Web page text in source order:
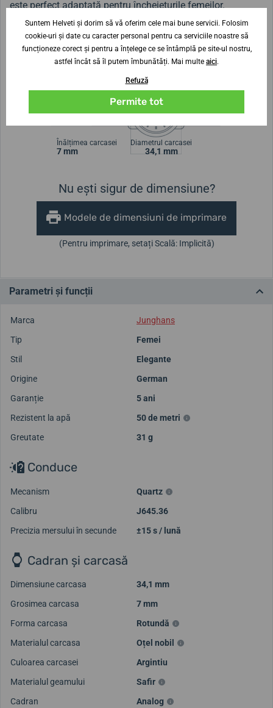
este perfect adaptată pentru încheieturile femeilor.
Rezistența la apăeste de50 de metri (5ATM)- prin
urmare, ceasul poate rezista unui contact minor cu apa,
care poate fi comparat cu spălarea mâinilor sau cu un duș.
Înălțimea carcasei
7 mm
Diametrul carcasei
34,1 mm
Nu ești sigur de dimensiune?
Modele de dimensiuni de imprimare
(Pentru imprimare, setați Scală: Implicită)
Parametri și funcții
Marca
Junghans
Tip
Femei
Stil
Elegante
Origine
German
Garanție
5 ani
Rezistent la apă
50 de metri
Greutate
31 g
Conduce
Mecanism
Quartz
Calibru
J645.36
Precizia mersului în secunde
±15 s / lună
Cadran și carcasă
Dimensiune carcasa
34,1 mm
Grosimea carcasa
7 mm
Forma carcasa
Rotundă
Materialul carcasa
Oțel nobil
Culoarea carcasei
Argintiu
Materialul geamului
Safir
Cadran
Analog
Suntem Helveti și dorim să vă oferim cele mai bune servicii. Folosim
cookie-uri și date cu caracter personal pentru ca serviciile noastre să
funcționeze corect și pentru a înțelege ce se întâmplă pe site-ul nostru,
astfel încât să îl putem îmbunătăți. Mai multe aici.
Refuză
Permite tot